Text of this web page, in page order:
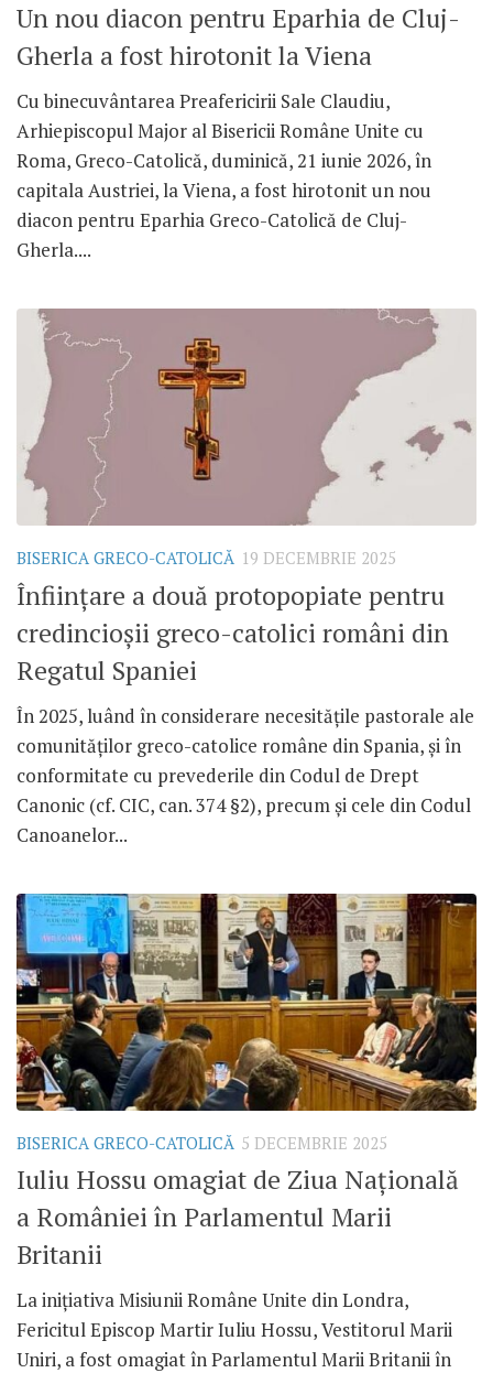
Un nou diacon pentru Eparhia de Cluj-
Gherla a fost hirotonit la Viena
Cu binecuvântarea Preafericirii Sale Claudiu,
Arhiepiscopul Major al Bisericii Române Unite cu
Roma, Greco-Catolică, duminică, 21 iunie 2026, în
capitala Austriei, la Viena, a fost hirotonit un nou
diacon pentru Eparhia Greco-Catolică de Cluj-
Gherla....
BISERICA GRECO-CATOLICĂ 19 DECEMBRIE 2025
Înființare a două protopopiate pentru
credincioșii greco-catolici români din
Regatul Spaniei
În 2025, luând în considerare necesitățile pastorale ale
comunităților greco-catolice române din Spania, și în
conformitate cu prevederile din Codul de Drept
Canonic (cf. CIC, can. 374 §2), precum și cele din Codul
Canoanelor...
BISERICA GRECO-CATOLICĂ 5 DECEMBRIE 2025
Iuliu Hossu omagiat de Ziua Națională
a României în Parlamentul Marii
Britanii
La inițiativa Misiunii Române Unite din Londra,
Fericitul Episcop Martir Iuliu Hossu, Vestitorul Marii
Uniri, a fost omagiat în Parlamentul Marii Britanii în